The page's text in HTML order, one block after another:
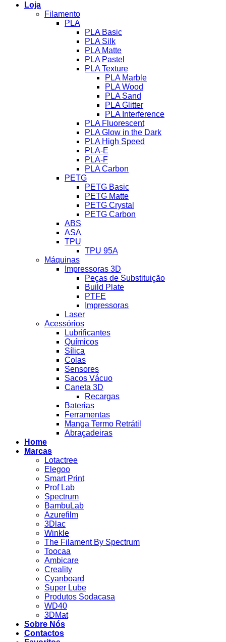
Loja
Filamento
PLA
PLA Basic
PLA Silk
PLA Matte
PLA Pastel
PLA Texture
PLA Marble
PLA Wood
PLA Sand
PLA Glitter
PLA Interference
PLA Fluorescent
PLA Glow in the Dark
PLA High Speed
PLA-E
PLA-F
PLA Carbon
PETG
PETG Basic
PETG Matte
PETG Crystal
PETG Carbon
ABS
ASA
TPU
TPU 95A
Máquinas
Impressoras 3D
Peças de Substituição
Build Plate
PTFE
Impressoras
Laser
Acessórios
Lubrificantes
Químicos
Sílica
Colas
Sensores
Sacos Vácuo
Caneta 3D
Recargas
Baterias
Ferramentas
Manga Termo Retrátil
Abraçadeiras
Home
Marcas
Lotactree
Elegoo
Smart Print
Prof Lab
Spectrum
BambuLab
Azurefilm
3Dlac
Winkle
The Filament By Spectrum
Toocaa
Ambicare
Creality
Cyanboard
Super Lube
Produtos Sodacasa
WD40
3DMat
Sobre Nós
Contactos